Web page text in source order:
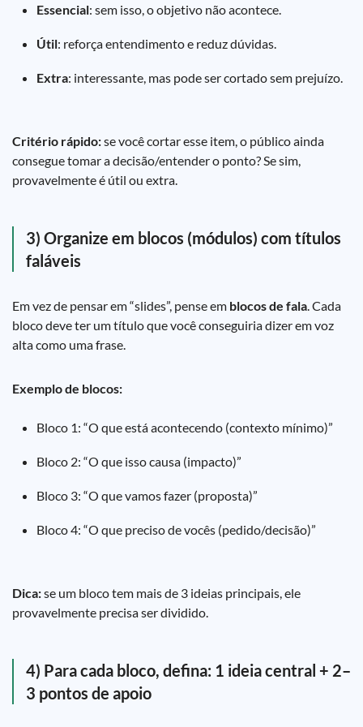
Essencial: sem isso, o objetivo não acontece.
Útil: reforça entendimento e reduz dúvidas.
Extra: interessante, mas pode ser cortado sem prejuízo.
Critério rápido:se você cortar esse item, o público ainda
consegue tomar a decisão/entender o ponto? Se sim,
provavelmente é útil ou extra.
3) Organize em blocos (módulos) com títulos
faláveis
Em vez de pensar em “slides”, pense em blocos de fala. Cada
bloco deve ter um título que você conseguiria dizer em voz
alta como uma frase.
Exemplo de blocos:
Bloco 1: “O que está acontecendo (contexto mínimo)”
Bloco 2: “O que isso causa (impacto)”
Bloco 3: “O que vamos fazer (proposta)”
Bloco 4: “O que preciso de vocês (pedido/decisão)”
Dica:se um bloco tem mais de 3 ideias principais, ele
provavelmente precisa ser dividido.
4) Para cada bloco, defina: 1 ideia central + 2–
3 pontos de apoio